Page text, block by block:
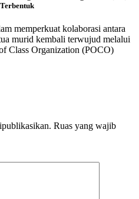
memperkuat kolaborasi antara
murid kembali terwujud melalui
Class Organization (POCO)
Ruas yang wajib